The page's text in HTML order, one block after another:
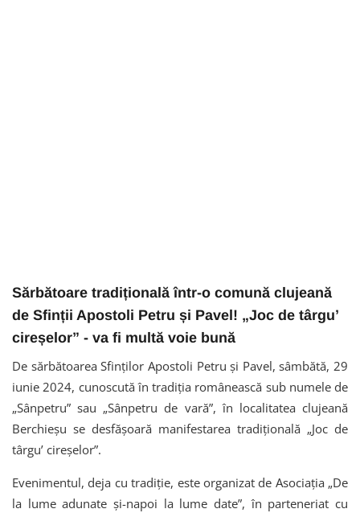
Sărbătoare tradițională într-o comună clujeană
de Sfinții Apostoli Petru și Pavel! „Joc de târgu’
cireșelor” - va fi multă voie bună
De sărbătoarea Sfinților Apostoli Petru și Pavel, sâmbătă, 29
iunie 2024, cunoscută în tradiția românească sub numele de
„Sânpetru” sau „Sânpetru de vară”, în localitatea clujeană
Berchieșu se desfășoară manifestarea tradițională „Joc de
târgu’ cireșelor”.
Evenimentul, deja cu tradiție, este organizat de Asociația „De
la lume adunate și-napoi la lume date”, în parteneriat cu